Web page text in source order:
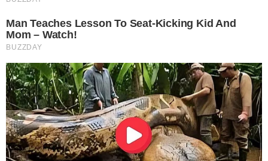
4 เบกกิ้งโซดา น้ำร้อน